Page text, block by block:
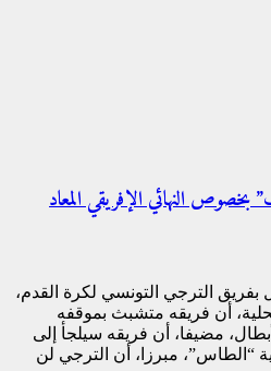
بخصوص النهائي الإفريقي المعاد
بفريق الترجي التونسي لكرة القدم،
أن فريقه متشبث بموقفه
مضيفا، أن فريقه سيلجأ إلى
“الطاس”، مبرزا، أن الترجي لن